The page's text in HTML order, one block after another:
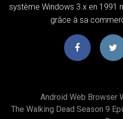
système Windows 3.x en 1991
grâce à sa
Android Web Browser
The Walking Dead Season 9